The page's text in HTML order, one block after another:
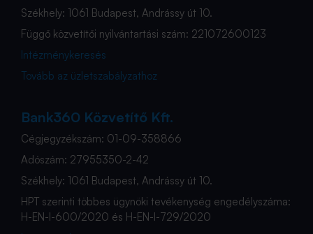
Székhely: 1061 Budapest, Andrássy út 10.
Függő közvetítői nyilvántartási szám: 221072600123
Intézménykeresés
Tovább az üzletszabályzathoz
Bank360 Közvetítő Kft.
Cégjegyzékszám: 01-09-358866
Adószám: 27955350-2-42
Székhely: 1061 Budapest, Andrássy út 10.
HPT szerinti többes ügynöki tevékenység engedélyszáma:
H-EN-I-600/2020 és H-EN-I-729/2020